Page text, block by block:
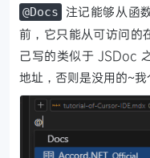
@Docs 注记能够从函
前，它只能从可访问的
己写的类似于 JSDoc
地址，否则是没用的~我